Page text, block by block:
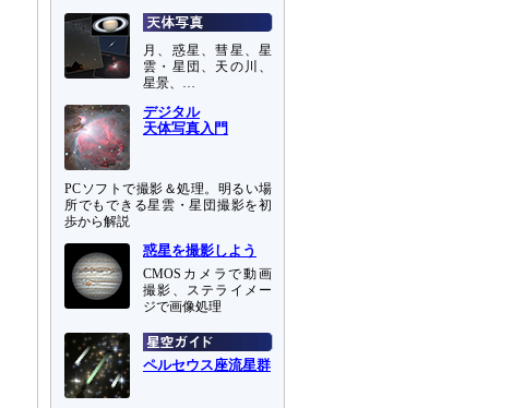
月、惑星、彗星、星
雲・星団、天の川、
星景、…
デジタル
天体写真入門
PCソフトで撮影＆処理。明るい場
所でもできる星雲・星団撮影を初
歩から解説
惑星を撮影しよう
CMOSカメラで動画
撮影、ステライメー
ジで画像処理
ペルセウス座流星群